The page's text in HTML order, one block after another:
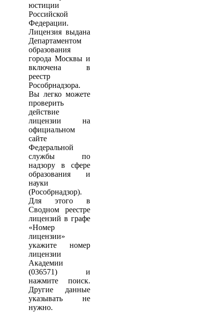
юстиции
Российской
Федерации.
Лицензия выдана
Департаментом
образования
города Москвы и
включена в
реестр
Рособрнадзора.
Вы легко можете
проверить
действие
лицензии на
официальном
сайте
Федеральной
службы по
надзору в сфере
образования и
науки
(Рособрнадзор).
Для этого в
Сводном реестре
лицензий в графе
«Номер
лицензии»
укажите номер
лицензии
Академии
(036571) и
нажмите поиск.
Другие данные
указывать не
нужно.